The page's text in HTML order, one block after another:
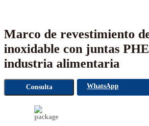
Marco de revestimiento
inoxidable con juntas
industria alimentaria
Consulta WhatsApp